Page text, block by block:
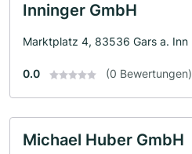
Inninger GmbH
Marktplatz 4, 83536 Gars a. Inn
0.0 (0 Bewertungen)
Michael Huber GmbH